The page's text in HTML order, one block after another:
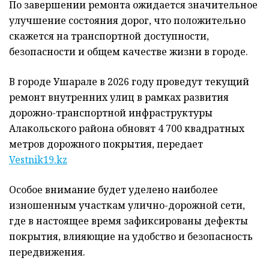
По завершении ремонта ожидается значительное
улучшение состояния дорог, что положительно
скажется на транспортной доступности,
безопасности и общем качестве жизни в городе.
В городе Ушарале в 2026 году проведут текущий
ремонт внутренних улиц в рамках развития
дорожно-транспортной инфраструктуры
Алакольского района обновят 4 700 квадратных
метров дорожного покрытия, передает
Vestnik19.kz
Особое внимание будет уделено наиболее
изношенным участкам улично-дорожной сети,
где в настоящее время зафиксированы дефекты
покрытия, влияющие на удобство и безопасность
передвижения.